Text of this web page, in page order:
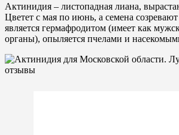
Актинидия – листопадная лиана,
Цветет с мая по июнь, а семена
является гермафродитом (имеет как
органы), опыляется пчелами и